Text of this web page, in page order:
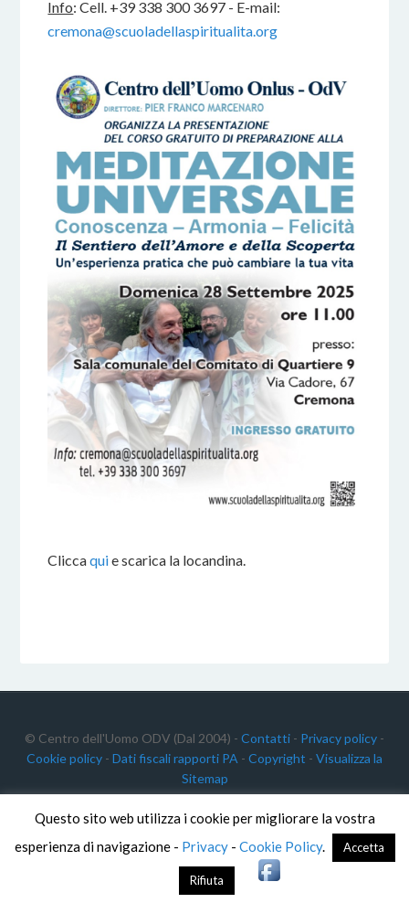
Info: Cell. +39 338 300 3697 - E-mail:
cremona@scuoladellaspiritualita.org
Cliccaquie scarica la locandina.
© Centro dell'Uomo ODV (Dal 2004) - Contatti - Privacy policy -
Cookie policy - Dati fiscali rapporti PA - Copyright - Visualizza la
Sitemap
Centro dell'Uomo ODV
C.F.: 91012340468
P. IVA: 02191640511
Questo sito web utilizza i cookie per migliorare la vostra
esperienza di navigazione - Privacy- Cookie Policy. Accetta
Rifiuta